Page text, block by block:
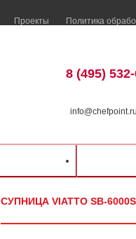
Проекты Политика
8 (495)
СУПНИЦА VIATTO SB-6000S